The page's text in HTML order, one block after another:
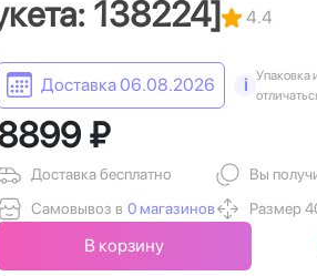
138224] 4.4
Доставка 06.08.2026 i
Упаковка
₽
Доставка бесплатно
Самовывоз в 0 магазинов
Вы
Размер
В корзину